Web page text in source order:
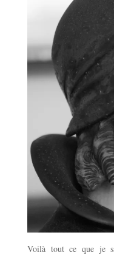
Voilà tout ce que je